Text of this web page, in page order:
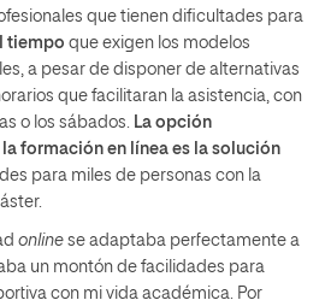
que tienen dificultades para
tiempo que exigen los modelos
a pesar de disponer de alternativas
que facilitaran la asistencia, con
o los sábados.
La opción
formación en línea es la solución
para miles de personas con la
online se adaptaba perfectamente a
un montón de facilidades para
con mi vida académica. Por